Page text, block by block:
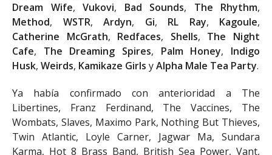
Dream Wife, Vukovi, Bad Sounds, The Rhythm,
Method, WSTR, Ardyn, Gi, RL Ray, Kagoule,
Catherine McGrath, Redfaces, Shells, The Night
Cafe, The Dreaming Spires, Palm Honey, Indigo
Husk, Weirds, Kamikaze Girls yAlpha Male Tea Party.
Ya había confirmado con anterioridad a The
Libertines, Franz Ferdinand, The Vaccines, The
Wombats, Slaves, Maximo Park, Nothing But Thieves,
Twin Atlantic, Loyle Carner, Jagwar Ma, Sundara
Karma, Hot 8 Brass Band, British Sea Power, Vant,